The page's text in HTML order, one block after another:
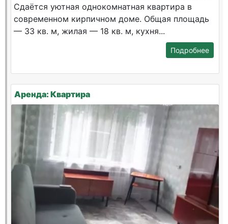
Сдаётся уютная однокомнатная квартира в
современном кирпичном доме. Общая площадь
— 33 кв. м, жилая — 18 кв. м, кухня...
Подробнее
Аренда: Квартира